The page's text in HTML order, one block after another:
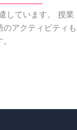
しています。 授業
アクティビティ